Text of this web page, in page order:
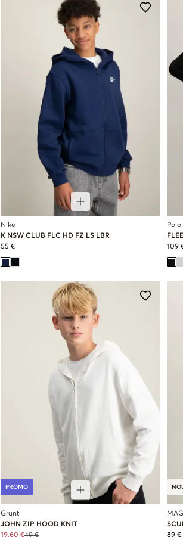
Nike
K NSW CLUB FLC HD FZ LS LBR
55 €
109
PROMO
Grunt
JOHN ZIP HOOD KNIT
19,60 €49 €
89 €